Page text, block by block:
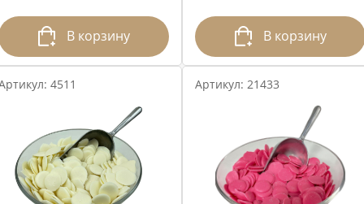
В корзину В корзину
4511 Артикул: 21433